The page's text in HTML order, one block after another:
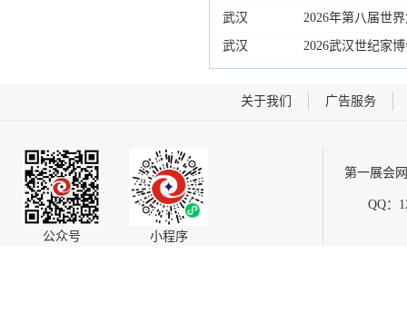
武汉 2026年第八届世
武汉 2026武汉世纪家
关于我们 广告服务
公众号 小程序
第一展会
QQ：